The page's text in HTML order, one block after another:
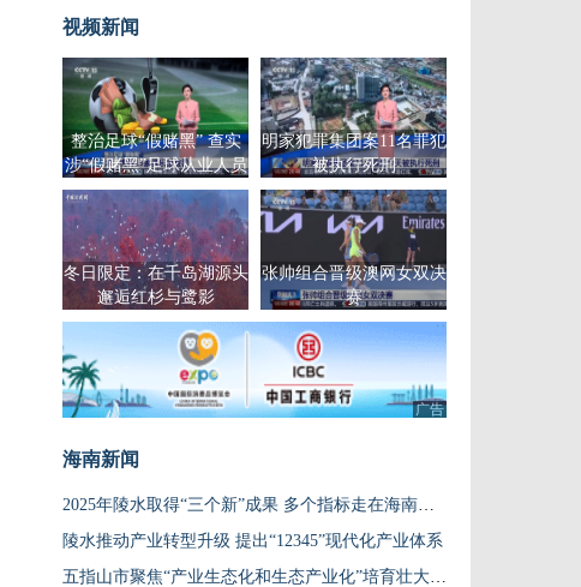
视频新闻
整治足球“假赌黑” 查实
涉“假赌黑”足球从业人员
57人
明家犯罪集团案11名罪犯
被执行死刑
冬日限定：在千岛湖源头
邂逅红杉与鹭影
张帅组合晋级澳网女双决
赛
广告
海南新闻
2025年陵水取得“三个新”成果 多个指标走在海南省前列
陵水推动产业转型升级 提出“12345”现代化产业体系
五指山市聚焦“产业生态化和生态产业化”培育壮大七大产业